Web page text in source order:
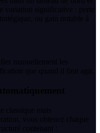
variation significative : perte
ou gain notable à
manuellement les
que quand il faut agir.
classique mais
vous obtenez chaque
contenant :